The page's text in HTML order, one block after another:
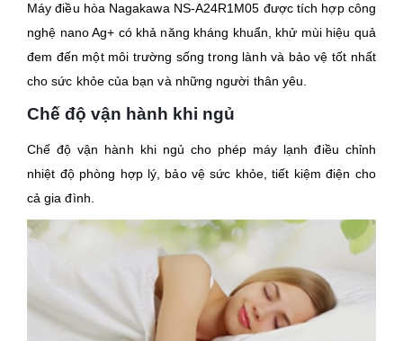
Máy điều hòa Nagakawa NS-A24R1M05 được tích hợp công
nghệ nano Ag+ có khả năng kháng khuẩn, khử mùi hiệu quả
đem đến một môi trường sống trong lành và bảo vệ tốt nhất
cho sức khỏe của bạn và những người thân yêu.
Chế độ vận hành khi ngủ
Chế độ vận hành khi ngủ cho phép máy lạnh điều chỉnh
nhiệt độ phòng hợp lý, bảo vệ sức khỏe, tiết kiệm điện cho
cả gia đình.